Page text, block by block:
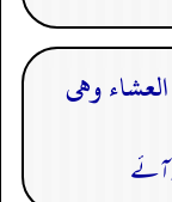
وهى
آئے